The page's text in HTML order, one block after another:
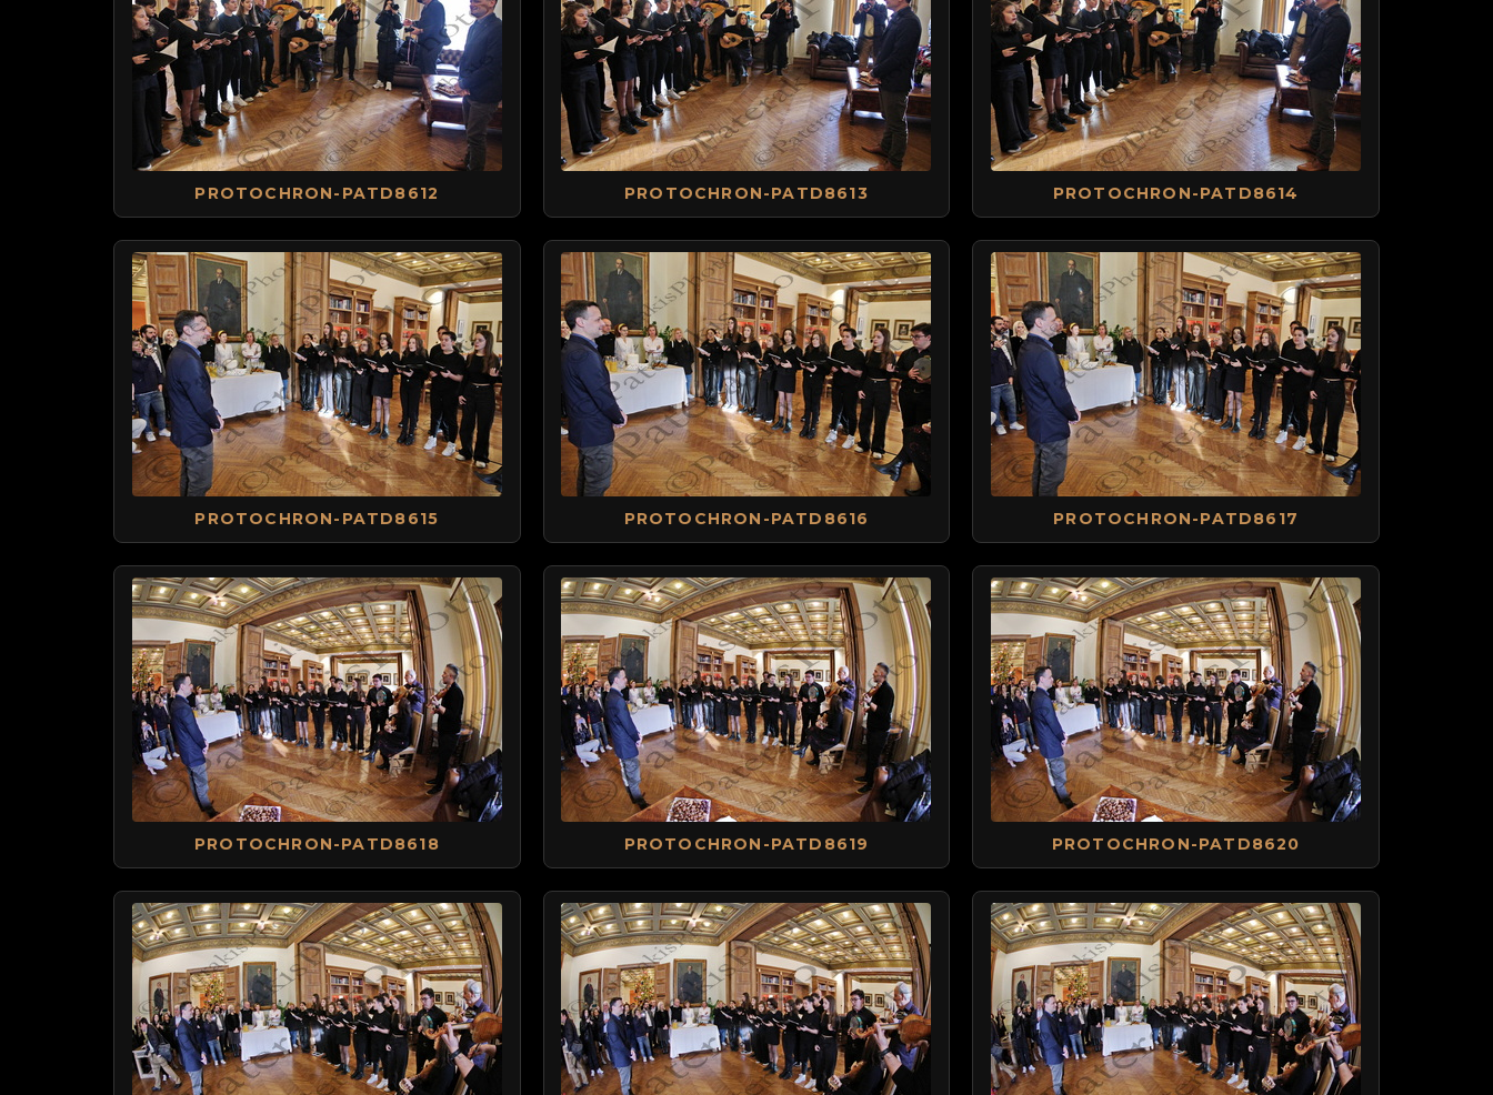
PROTOCHRON-PATD8612 PROTOCHRON-PATD8613 PROTOCHRON-PATD8614
PROTOCHRON-PATD8615 PROTOCHRON-PATD8616 PROTOCHRON-PATD8617
PROTOCHRON-PATD8618 PROTOCHRON-PATD8619 PROTOCHRON-PATD8620